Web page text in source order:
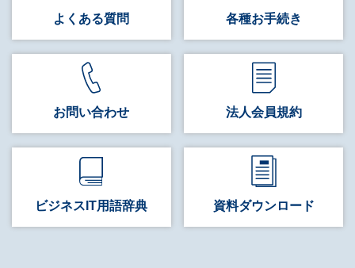
よくある質問 各種お手続き
お問い合わせ 法人会員規約
ビジネスIT用語辞典 資料ダウンロード